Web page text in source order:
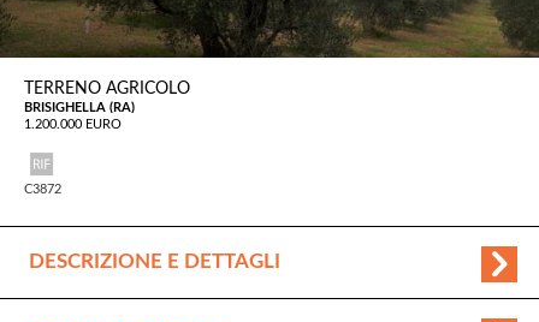
TERRENO AGRICOLO
BRISIGHELLA (RA)
1.200.000 EURO
C3872
DESCRIZIONE E DETTAGLI